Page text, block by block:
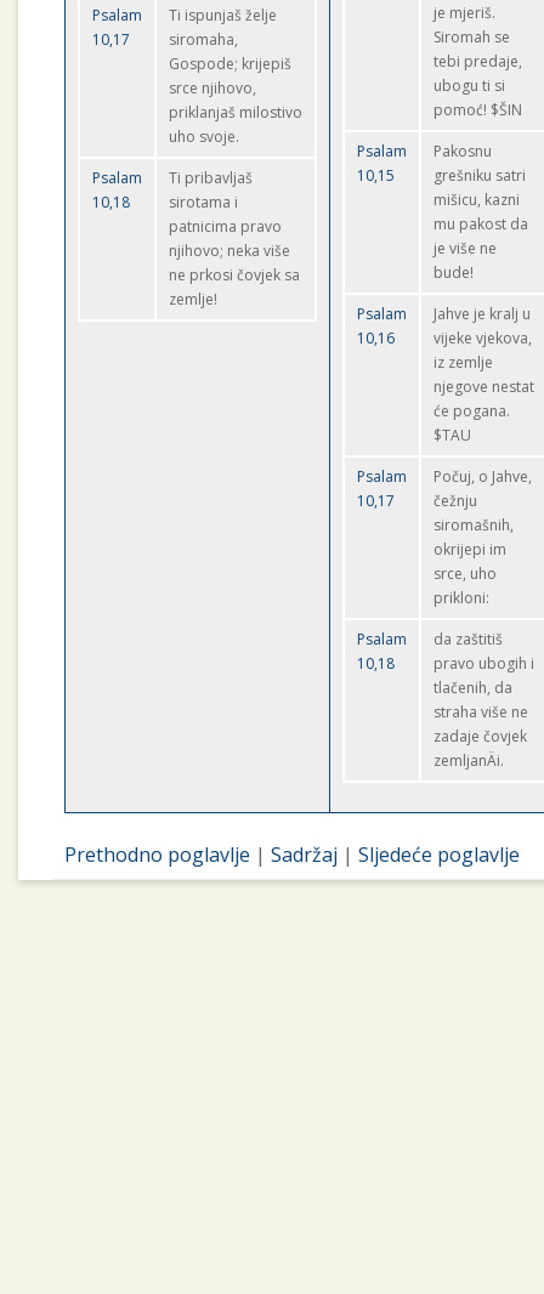
Psalam
10,17
Ti ispunjaš želje
siromaha,
Gospode; krijepiš
srce njihovo,
priklanjaš milostivo
uho svoje.
Psalam
10,18
Ti pribavljaš
sirotama i
patnicima pravo
njihovo; neka više
ne prkosi čovjek sa
zemlje!
je mjeriš.
Siromah se
tebi predaje,
ubogu ti si
pomoć! $ŠIN
Psalam
10,15
Pakosnu
grešniku satri
mišicu, kazni
mu pakost da
je više ne
bude!
Psalam
10,16
Jahve je kralj u
vijeke vjekova,
iz zemlje
njegove nestat
će pogana.
$TAU
Psalam
10,17
Počuj, o Jahve,
čežnju
siromašnih,
okrijepi im
srce, uho
prikloni:
Psalam
10,18
da zaštitiš
pravo ubogih i
tlačenih, da
straha više ne
zadaje čovjek
zemljanÄi.
Prethodno poglavlje |Sadržaj |Sljedeće poglavlje